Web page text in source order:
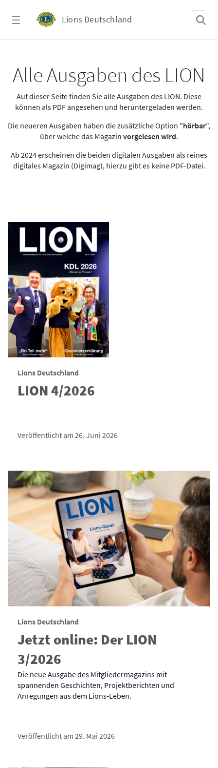
Lions Deutschland
Alle Ausgaben des LION
Auf dieser Seite finden Sie alle Ausgaben des LION. Diese
können als PDF angesehen und heruntergeladen werden.
Die neueren Ausgaben haben die zusätzliche Option "hörbar",
über welche das Magazin vorgelesen wird.
Ab 2024 erscheinen die beiden digitalen Ausgaben als reines
digitales Magazin (Digimag), hierzu gibt es keine PDF-Datei.
Lions Deutschland
LION 4/2026
Veröffentlicht am 26. Juni 2026
Lions Deutschland
Jetzt online: Der LION
3/2026
Die neue Ausgabe des Mitgliedermagazins mit
spannenden Geschichten, Projektberichten und
Anregungen aus dem Lions-Leben.
Veröffentlicht am 29. Mai 2026